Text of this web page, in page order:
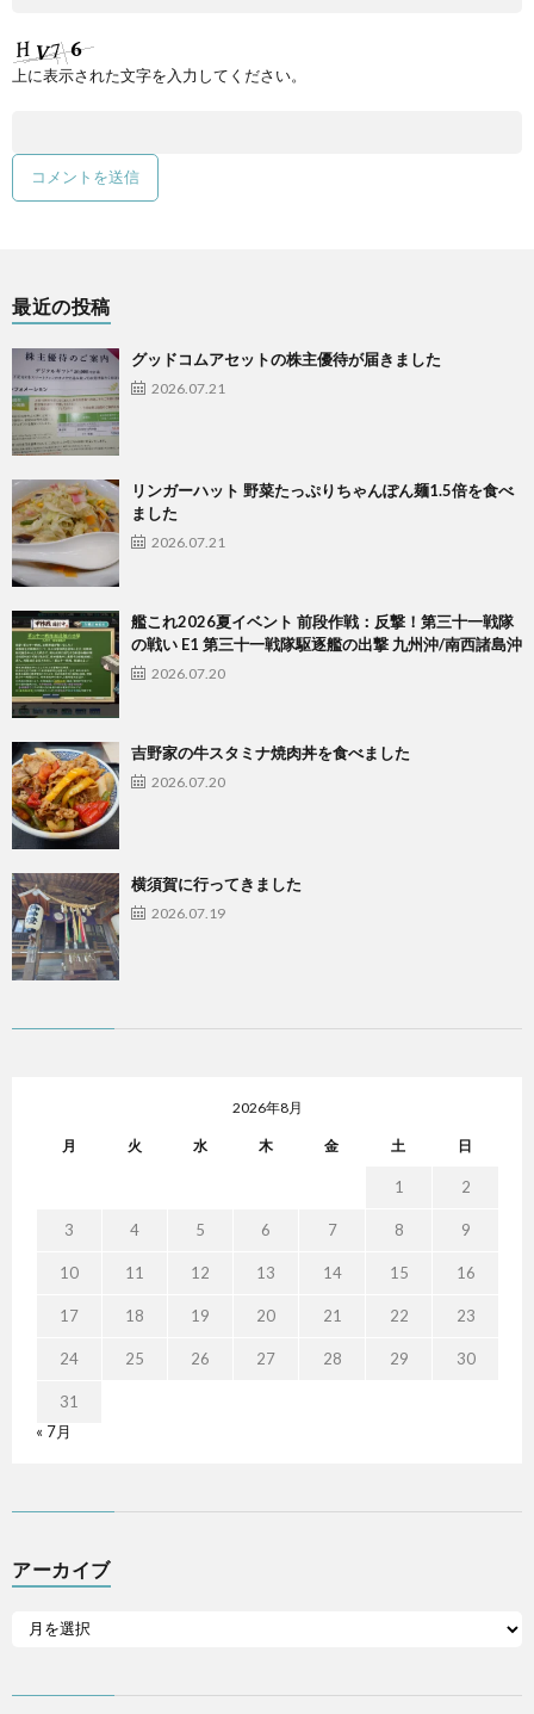
上に表示された文字を入力してください。
最近の投稿
グッドコムアセットの株主優待が届きました
2026.07.21
リンガーハット 野菜たっぷりちゃんぽん麺1.5倍を食べ
ました
2026.07.21
艦これ2026夏イベント 前段作戦：反撃！第三十一戦隊
の戦い E1 第三十一戦隊駆逐艦の出撃 九州沖/南西諸島沖
2026.07.20
吉野家の牛スタミナ焼肉丼を食べました
2026.07.20
横須賀に行ってきました
2026.07.19
2026年8月
月 火 水 木 金 土 日
1 2
3 4 5 6 7 8 9
10 11 12 13 14 15 16
17 18 19 20 21 22 23
24 25 26 27 28 29 30
31
« 7月
アーカイブ